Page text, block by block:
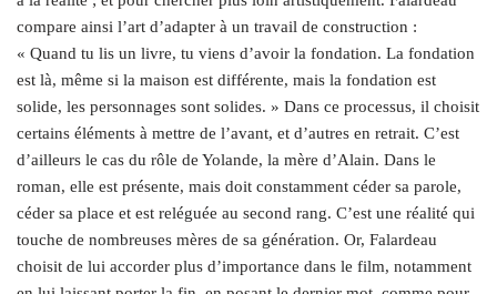
compare ainsi l’art d’adapter à un travail de construction :
« Quand tu lis un livre, tu viens d’avoir la fondation. La fondation
est là, même si la maison est différente, mais la fondation est
solide, les personnages sont solides. » Dans ce processus, il choisit
certains éléments à mettre de l’avant, et d’autres en retrait. C’est
d’ailleurs le cas du rôle de Yolande, la mère d’Alain. Dans le
roman, elle est présente, mais doit constamment céder sa parole,
céder sa place et est reléguée au second rang. C’est une réalité qui
touche de nombreuses mères de sa génération. Or, Falardeau
choisit de lui accorder plus d’importance dans le film, notamment